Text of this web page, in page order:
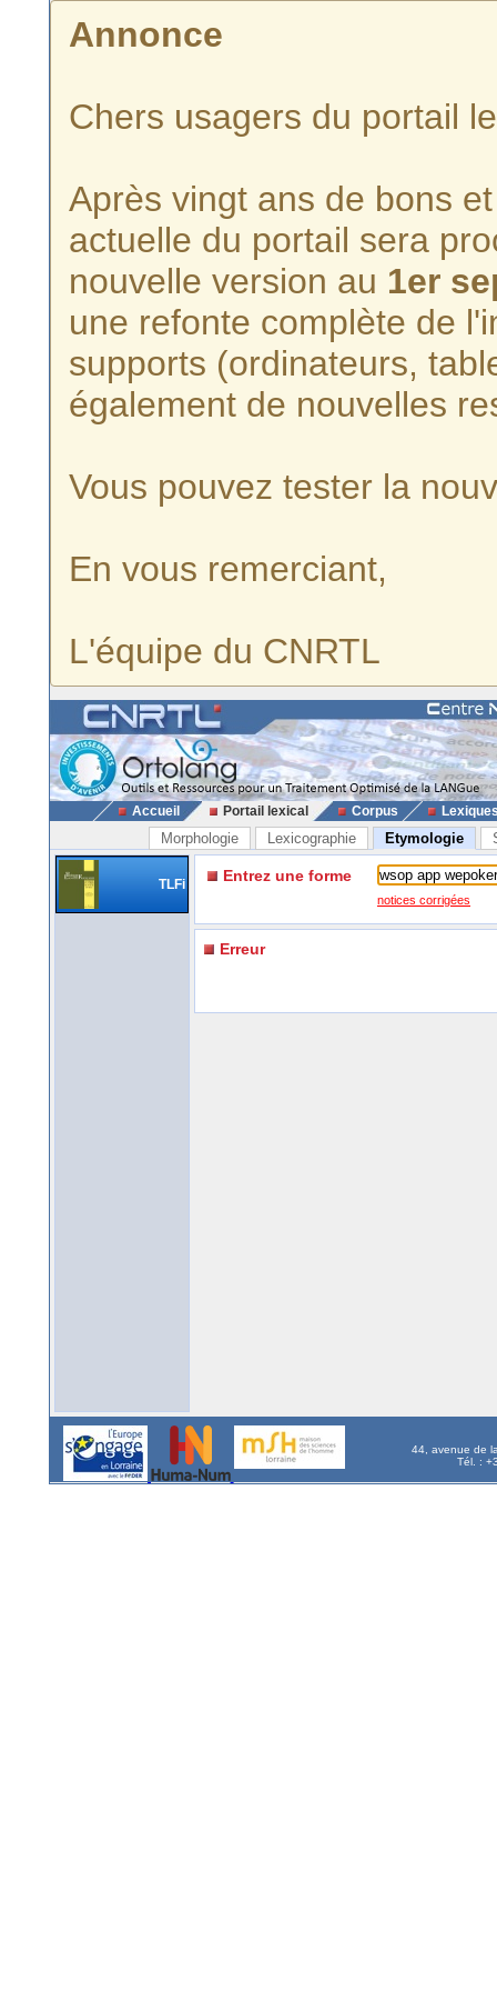
Annonce
Chers usagers du portail
Après vingt ans de bons
actuelle du portail sera
nouvelle version au 1er
une refonte complète de
supports (ordinateurs,
également de nouvelles
Vous pouvez tester la
En vous remerciant,
L'équipe du CNRTL
Accueil Portail lexical Corpus
Morphologie Lexicographie Etymologie
TLFi Entrez une forme
notices corrigées
Erreur
44, avenue de
Tél. :